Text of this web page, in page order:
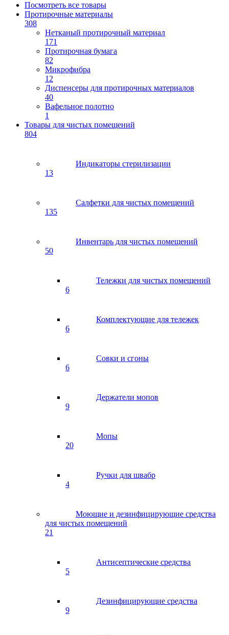
Посмотреть все товары
Протирочные материалы
308
Нетканый протирочный материал
171
Протирочная бумага
82
Микрофибра
12
Диспенсеры для протирочных материалов
40
Вафельное полотно
1
Товары для чистых помещений
804
Индикаторы стерилизации
13
Салфетки для чистых помещений
135
Инвентарь для чистых помещений
50
Тележки для чистых помещений
6
Комплектующие для тележек
6
Совки и сгоны
6
Держатели мопов
9
Мопы
20
Ручки для швабр
4
Моющие и дезинфицирующие средства
для чистых помещений
21
Антисептические средства
5
Дезинфицирующие средства
9